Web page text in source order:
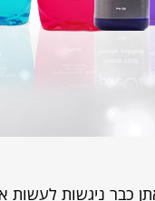
כבר ניגשות לעשות